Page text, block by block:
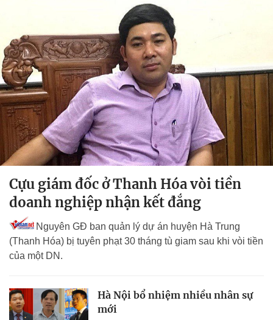
Cựu giám đốc ở Thanh Hóa vòi tiền
doanh nghiệp nhận kết đắng
Nguyên GĐ ban quản lý dự án huyện Hà Trung
(Thanh Hóa) bị tuyên phạt 30 tháng tù giam sau khi vòi tiền
của một DN.
Hà Nội bổ nhiệm nhiều nhân sự
mới